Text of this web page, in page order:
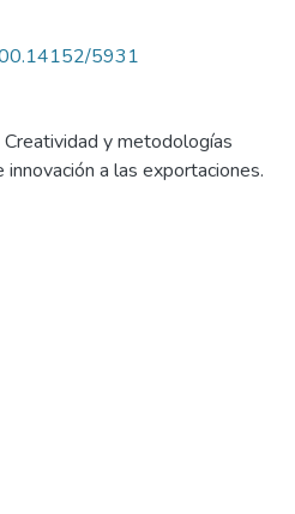
5931
y metodologías
a las exportaciones.